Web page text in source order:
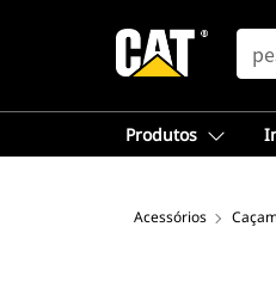
Produtos
Acessórios